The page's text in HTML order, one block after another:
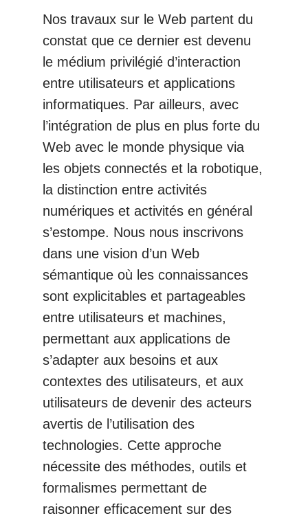
Nos travaux sur le Web partent du
constat que ce dernier est devenu
le médium privilégié d’interaction
entre utilisateurs et applications
informatiques. Par ailleurs, avec
l’intégration de plus en plus forte du
Web avec le monde physique via
les objets connectés et la robotique,
la distinction entre activités
numériques et activités en général
s’estompe. Nous nous inscrivons
dans une vision d’un Web
sémantique où les connaissances
sont explicitables et partageables
entre utilisateurs et machines,
permettant aux applications de
s’adapter aux besoins et aux
contextes des utilisateurs, et aux
utilisateurs de devenir des acteurs
avertis de l’utilisation des
technologies. Cette approche
nécessite des méthodes, outils et
formalismes permettant de
raisonner efficacement sur des